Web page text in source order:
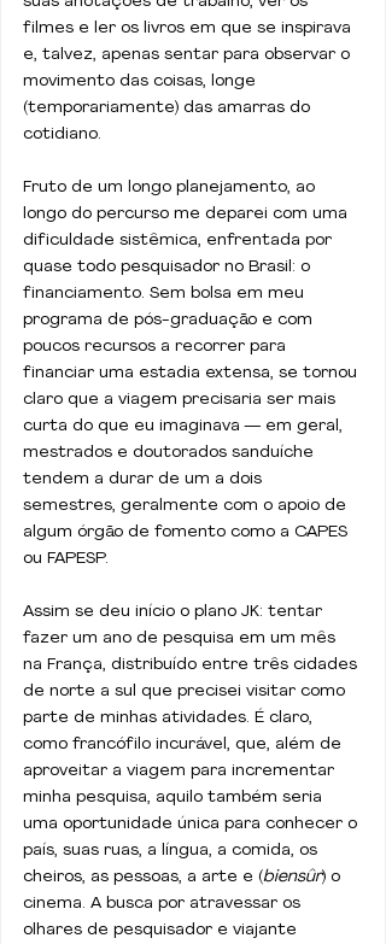
filmes e ler os livros em que se inspirava
e, talvez, apenas sentar para observar o
movimento das coisas, longe
(temporariamente) das amarras do
cotidiano.
Fruto de um longo planejamento, ao
longo do percurso me deparei com uma
dificuldade sistêmica, enfrentada por
quase todo pesquisador no Brasil: o
financiamento. Sem bolsa em meu
programa de pós-graduação e com
poucos recursos a recorrer para
financiar uma estadia extensa, se tornou
claro que a viagem precisaria ser mais
curta do que eu imaginava — em geral,
mestrados e doutorados sanduíche
tendem a durar de um a dois
semestres, geralmente com o apoio de
algum órgão de fomento como a CAPES
ou FAPESP.
Assim se deu início o plano JK: tentar
fazer um ano de pesquisa em um mês
na França, distribuído entre três cidades
de norte a sul que precisei visitar como
parte de minhas atividades. É claro,
como francófilo incurável, que, além de
aproveitar a viagem para incrementar
minha pesquisa, aquilo também seria
uma oportunidade única para conhecer o
país, suas ruas, a língua, a comida, os
cheiros, as pessoas, a arte e (biensûr) o
cinema. A busca por atravessar os
olhares de pesquisador e viajante